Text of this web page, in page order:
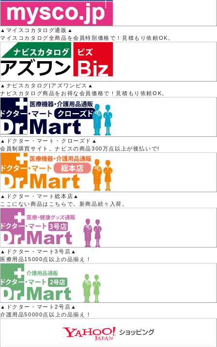
▲マイスコカタログ通販▲
マイスコカタログ全商品を会員特別価格で！見積もり依頼OK。
▲ナビスカタログ|アズワンビス▲
ナビスカタログ商品をお得な会員価格で！見積もり依頼OK。
▲ドクター・マート・クローズド▲
会員制購買サイト。ナビスの商品300万点以上が後払いで!
▲ドクター・マート総本店▲
ここにない商品はこちらで。新商品続々入荷。
▲ドクター・マート3号店▲
医療用品15000点以上の品揃え！
▲ドクター・マート2号店▲
介護用品50000点以上の品揃え！